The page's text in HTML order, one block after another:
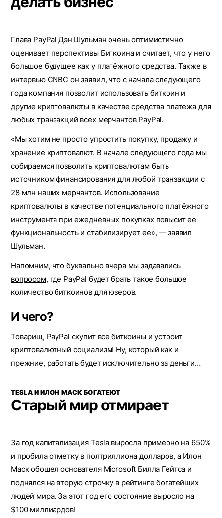
Глава PayPal Дэн Шульман очень оптимистично
оценивает перспективы Биткоина и считает, что у него
большое будущее как у платёжного средства. Также в
интервью CNBC он заявил, что с начала следующего
года компания позволит использовать биткоин и
другие криптовалюты в качестве средства платежа для
любых транзакций всех мерчантов PayPal.
«Мы хотим не просто упростить покупку, продажу и
хранение криптовалют. В начале следующего года мы
собираемся позволить криптовалютам быть
источником финансирования для любой транзакции с
28 млн наших мерчантов. Использование
криптовалюты в качестве потенциального платёжного
инструмента при ежедневных покупках повысит ее
функциональность и стабилизирует ее», ― заявил
Шульман.
Напомним, что буквально вчера мы задавались
вопросом, где PayPal будет брать такое большое
количество биткоинов для юзеров.
И чего?
Товарищ, PayPal скупит все биткоины и устроит
криптовалютный социализм! Ну, который как и
прежние, работать будет исключительно за деньги…
TESLA И ИЛОН МАСК БОГАТЕЮТ
Старый мир отмирает
За год капитализация Tesla выросла примерно на 650%
и пробила отметку в полтриллиона долларов, а Илон
Маск обошел основателя Microsoft Билла Гейтса и
поднялся на вторую строчку в рейтинге богатейших
людей мира. За этот год его состояние выросло на
$100 миллиардов!